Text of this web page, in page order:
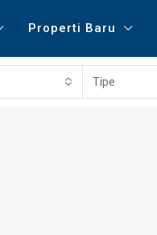
Properti Baru
Tipe